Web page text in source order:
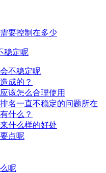
要控制在多少
稳定呢
不稳定呢
成的？
该怎么合理使用
名一直不稳定的问题所在
什么？
什么样的好处
点呢
呢